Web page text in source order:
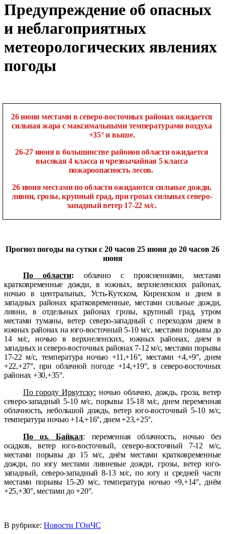
Предупреждение об опасных
и неблагоприятных
метеорологических явлениях
погоды
26 июня местами в северо-восточных районах ожидается
сильная жара с максимальными температурами воздуха
+35° и выше.
26-27 июня в большинстве районов области ожидается
высокая 4 класса и чрезвычайная 5 класса
пожароопасность лесов.
26 июня местами по области ожидаются сильные дожди,
ливни, грозы, крупный град, при грозах сильных северо-
западный ветер 17-22 м/с.
Прогноз погоды на сутки с 20 часов 25 июня до 20 часов 26
июня
По области:
облачно с прояснениями, местами
кратковременные дожди, в южных, верхнеленских районах,
ночью в центральных, Усть-Кутском, Киренском и днем в
западных районах кратковременные, местами сильные дожди,
ливни, в отдельных районах грозы, крупный град, утром
местами туманы, ветер северо-западный с переходом днем в
южных районах на юго-восточный 5-10 м/с, местами порывы до
14 м/с, ночью в верхнеленских, южных районах, днем в
западных и северо-восточных районах 7-12 м/с, местами порывы
17-22 м/с, температура ночью +11,+16°, местами +4,+9°, днем
+22,+27°, при облачной погоде +14,+19°, в северо-восточных
районах +30,+35°.
По городу Иркутску: ночью облачно, дождь, гроза, ветер
северо-западный 5-10 м/с, порывы 15-18 м/с, днем переменная
облачность, небольшой дождь, ветер юго-восточный 5-10 м/с,
температура ночью +14,+16°, днем +23,+25°.
По оз. Байкал: переменная облачность, ночью без
осадков, ветер юго-восточный, северо-восточный 7-12 м/с,
местами порывы до 15 м/с, днём местами кратковременные
дожди, по югу местами ливневые дожди, грозы, ветер юго-
западный, северо-западный 8-13 м/с, по югу и средней части
местами порывы 15-20 м/с, температура ночью +9,+14°, днём
+25,+30°, местами до +20°.
В рубрике: Новости ГОиЧС